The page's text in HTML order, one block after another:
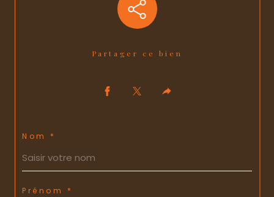
Partager ce bien
Nom *
Prénom *